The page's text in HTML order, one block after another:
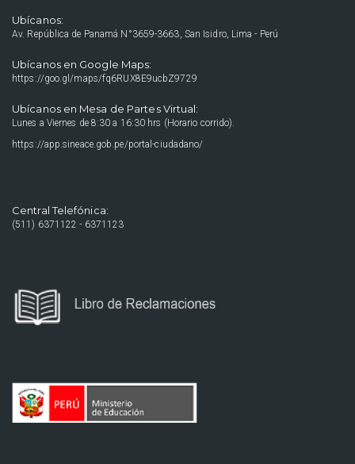
Ubícanos:
Av. República de Panamá N°3659-3663, San Isidro, Lima - Perú
Ubícanos en Google Maps:
https://goo.gl/maps/fq6RUX8E9ucbZ9729
Ubícanos en Mesa de Partes Virtual:
Lunes a Viernes de 8:30 a 16:30 hrs (Horario corrido).
https://app.sineace.gob.pe/portal-ciudadano/
Central Telefónica:
(511) 6371122 - 6371123